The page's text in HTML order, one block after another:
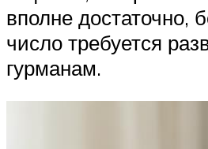
вполне достаточно,
число требуется
гурманам.